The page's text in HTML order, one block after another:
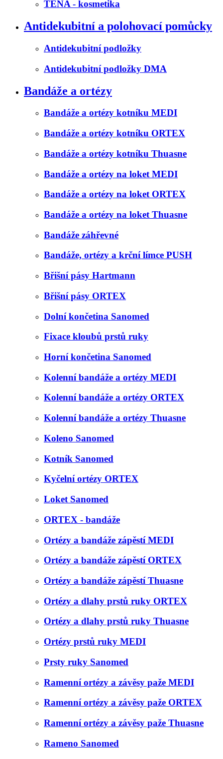
TENA - kosmetika
Antidekubitní a polohovací pomůcky
Antidekubitní podložky
Antidekubitní podložky DMA
Bandáže a ortézy
Bandáže a ortézy kotníku MEDI
Bandáže a ortézy kotníku ORTEX
Bandáže a ortézy kotníku Thuasne
Bandáže a ortézy na loket MEDI
Bandáže a ortézy na loket ORTEX
Bandáže a ortézy na loket Thuasne
Bandáže záhřevné
Bandáže, ortézy a krční límce PUSH
Břišní pásy Hartmann
Břišní pásy ORTEX
Dolní končetina Sanomed
Fixace kloubů prstů ruky
Horní končetina Sanomed
Kolenní bandáže a ortézy MEDI
Kolenní bandáže a ortézy ORTEX
Kolenní bandáže a ortézy Thuasne
Koleno Sanomed
Kotník Sanomed
Kyčelní ortézy ORTEX
Loket Sanomed
ORTEX - bandáže
Ortézy a bandáže zápěstí MEDI
Ortézy a bandáže zápěstí ORTEX
Ortézy a bandáže zápěstí Thuasne
Ortézy a dlahy prstů ruky ORTEX
Ortézy a dlahy prstů ruky Thuasne
Ortézy prstů ruky MEDI
Prsty ruky Sanomed
Ramenní ortézy a závěsy paže MEDI
Ramenní ortézy a závěsy paže ORTEX
Ramenní ortézy a závěsy paže Thuasne
Rameno Sanomed